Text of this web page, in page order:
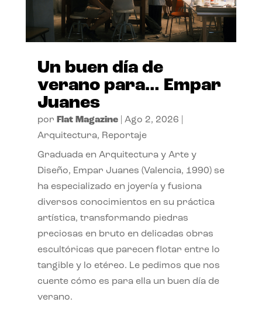
Un buen día de
verano para… Empar
Juanes
por Flat Magazine| Ago 2, 2026
Arquitectura, Reportaje
Graduada en Arquitectura y Arte y
Diseño, Empar Juanes (Valencia, 1990) se
ha especializado en joyería y fusiona
diversos conocimientos en su práctica
artística, transformando piedras
preciosas en bruto en delicadas obras
escultóricas que parecen flotar entre lo
tangible y lo etéreo. Le pedimos que nos
cuente cómo es para ella un buen día de
verano.